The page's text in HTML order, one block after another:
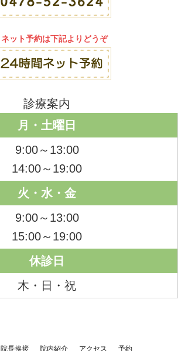
ネット予約は下記よりどうぞ
診療案内
月・土曜日
9:00～13:00
14:00～19:00
火・水・金
9:00～13:00
15:00～19:00
休診日
木・日・祝
院長挨拶 院内紹介 アクセス 予約